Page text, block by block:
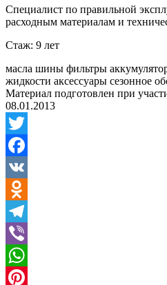
Специалист по правильной
расходным материалам и
Стаж: 9 лет
масла шины фильтры
жидкости аксессуары сезонное
Материал подготовлен при
08.01.2013
Twitter
Facebook
VK
Odnoklassniki
Telegram
Viber
WhatsApp